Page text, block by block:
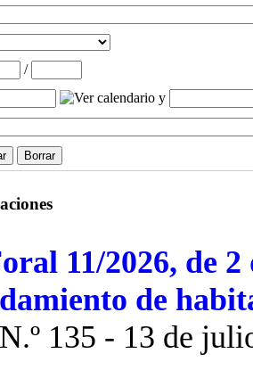
/
y
11/2026, de
de
135 - 13 de